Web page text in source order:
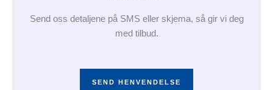
Send oss detaljene på SMS eller skjema, så gir vi deg
med tilbud.
SEND HENVENDELSE